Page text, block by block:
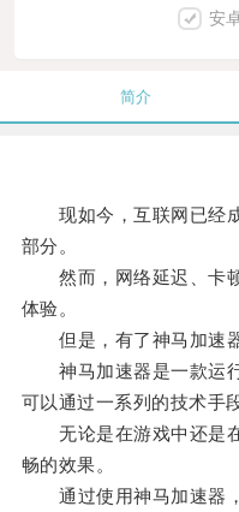
安
简介
现如今，互联网已经成
部分。
然而，网络延迟、卡顿
体验。
但是，有了神马加速器
神马加速器是一款运行
可以通过一系列的技术手
无论是在游戏中还是在
畅的效果。
通过使用神马加速器，